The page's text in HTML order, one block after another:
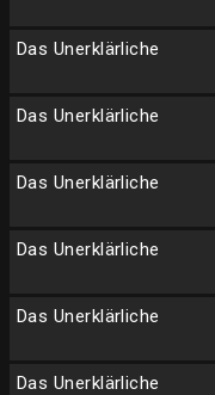
Das Unerklärliche
Das Unerklärliche
Das Unerklärliche
Das Unerklärliche
Das Unerklärliche
Das Unerklärliche